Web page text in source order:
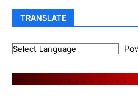
TRANSLATE
. . . . . . . . . . . . . . . .